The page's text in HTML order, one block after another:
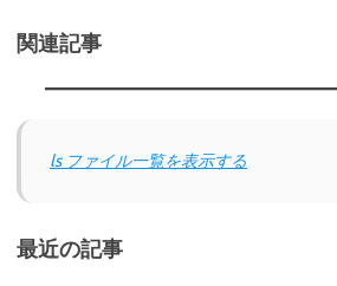
関連記事
ls ファイル一覧を表示する
最近の記事